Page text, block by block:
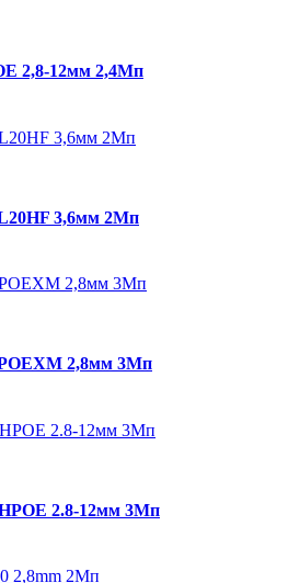
2,8-12мм 2,4Мп
3,6мм 2Мп
2,8мм 3Мп
2.8-12мм 3Мп